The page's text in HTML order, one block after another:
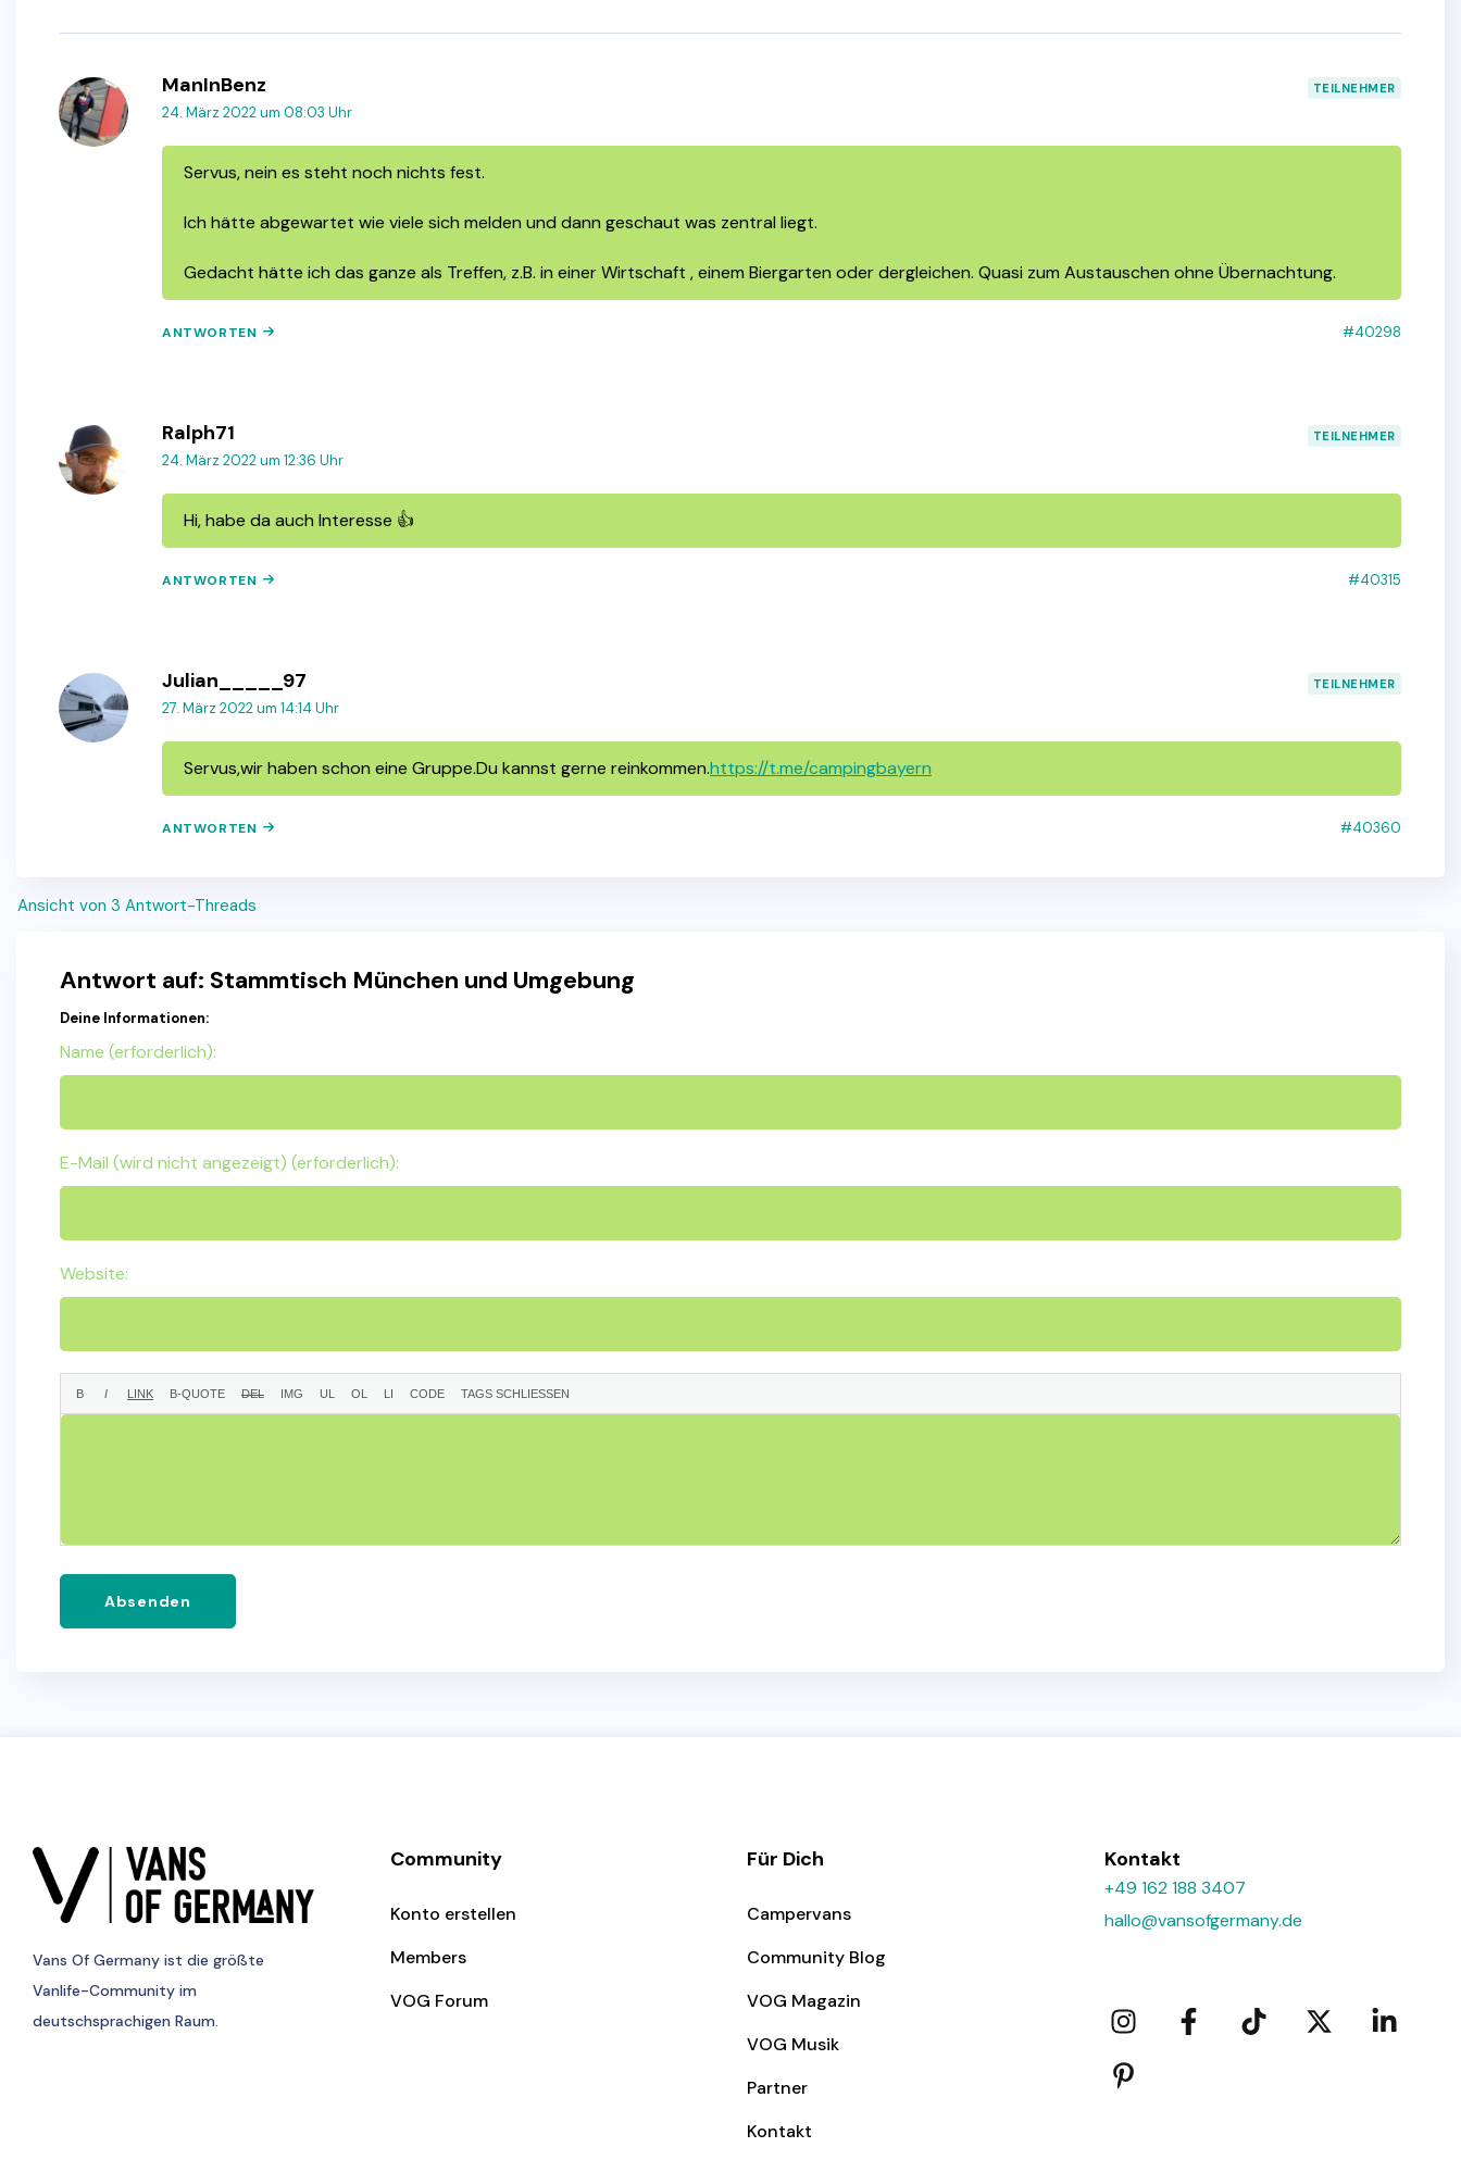
ManInBenz
24. März 2022 um 08:03 Uhr
TEILNEHMER
Servus, nein es steht noch nichts fest.
Ich hätte abgewartet wie viele sich melden und dann geschaut was zentral liegt.
Gedacht hätte ich das ganze als Treffen, z.B. in einer Wirtschaft , einem Biergarten oder dergleichen. Quasi zum Austauschen ohne Übernachtung.
ANTWORTEN #40298
Ralph71
24. März 2022 um 12:36 Uhr
TEILNEHMER
Hi, habe da auch Interesse 👍
ANTWORTEN #40315
Julian_____97
27. März 2022 um 14:14 Uhr
TEILNEHMER
Servus,wir haben schon eine Gruppe.Du kannst gerne reinkommen.https://t.me/campingbayern
ANTWORTEN #40360
Ansicht von 3 Antwort-Threads
Antwort auf: Stammtisch München und Umgebung
Deine Informationen:
Name (erforderlich):
E-Mail (wird nicht angezeigt) (erforderlich):
Website:
Absenden
Vans Of Germany ist die größte
Vanlife-Community im
deutschsprachigen Raum.
Community
Konto erstellen
Members
VOG Forum
Für Dich
Campervans
Community Blog
VOG Magazin
VOG Musik
Partner
Kontakt
Kontakt
+49 162 188 3407
hallo@vansofgermany.de